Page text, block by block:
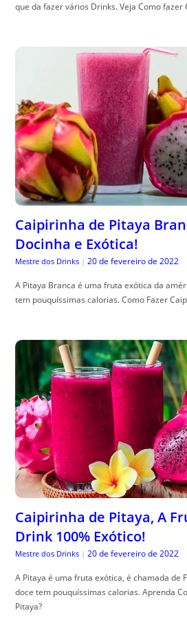
que da fazer vários Drinks. Veja Como fazer
Caipirinha de Pitaya
Docinha e Exótica!
Mestre dos Drinks | 20 de fevereiro de 2022
A Pitaya Branca é uma fruta exótica da
tem pouquíssimas calorias. Como Fazer
Caipirinha de Pitaya, A
Drink 100% Exótico!
Mestre dos Drinks | 20 de fevereiro de 2022
A Pitaya é uma fruta exótica, é chamada de
doce tem pouquíssimas calorias. Aprenda
Pitaya?